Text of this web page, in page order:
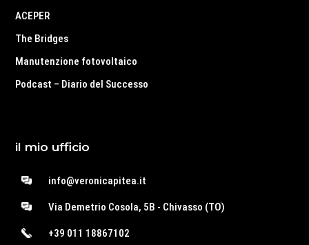
ACEPER
The Bridges
Manutenzione fotovoltaico
Podcast – Diario del Successo
il mio ufficio
info@veronicapitea.it
Via Demetrio Cosola, 5B - Chivasso (TO)
+39 011 18867102